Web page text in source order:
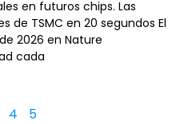
en futuros chips. Las
de TSMC en 20 segundos El
2026 en Nature
cada
4 5